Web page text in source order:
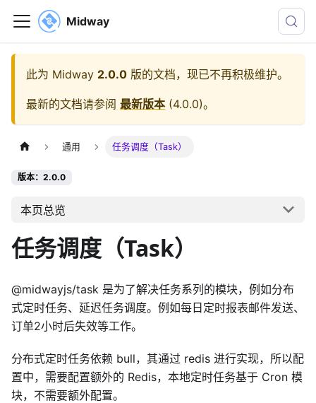
Midway
此为 Midway 2.0.0 版的文档，现已不再积极维护。
最新的文档请参阅 最新版本(4.0.0)。
通用 任务调度（Task）
版本：2.0.0
本页总览
任务调度（Task）
@midwayjs/task 是为了解决任务系列的模块，例如分布
式定时任务、延迟任务调度。例如每日定时报表邮件发送、
订单2小时后失效等工作。
分布式定时任务依赖 bull，其通过 redis 进行实现，所以配
置中，需要配置额外的 Redis，本地定时任务基于 Cron 模
块，不需要额外配置。